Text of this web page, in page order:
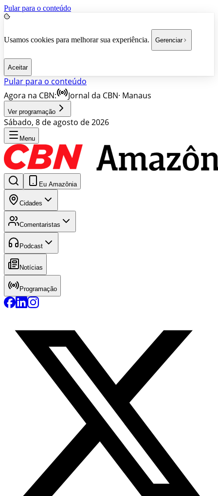
Pular para o conteúdo
Usamos cookies para melhorar sua experiência. Gerenciar
Aceitar
Pular para o conteúdo
Agora na CBN:
Jornal da CBN· Manaus
Ver programação
Sábado, 8 de agosto de 2026
Menu
Eu Amazônia
Cidades
Comentaristas
Podcast
Notícias
Programação